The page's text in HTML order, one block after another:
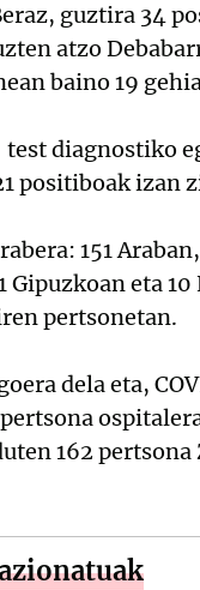
guztira 34
atzo
baino 19
test diagnostiko
positiboak izan
151
Gipuzkoan eta
pertsonetan.
dela eta,
162 pertsona